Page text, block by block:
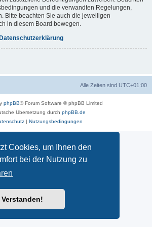
Cookies, um Ihnen den
bei der Nutzung zu
Verstanden!
und die verwandten Regelungen,
Bitte beachten Sie auch die jeweiligen
in diesem Board bewegen.
Alle Zeiten sind UTC+01:00
phpBB® Forum Software © phpBB Limited
Übersetzung durch phpBB.de
| Nutzungsbedingungen